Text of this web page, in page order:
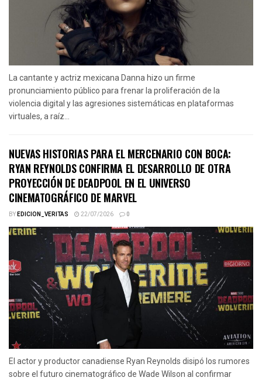
La cantante y actriz mexicana Danna hizo un firme
pronunciamiento público para frenar la proliferación de la
violencia digital y las agresiones sistemáticas en plataformas
virtuales, a raíz...
NUEVAS HISTORIAS PARA EL MERCENARIO CON BOCA:
RYAN REYNOLDS CONFIRMA EL DESARROLLO DE OTRA
PROYECCIÓN DE DEADPOOL EN EL UNIVERSO
CINEMATOGRÁFICO DE MARVEL
BYEDICION_VERITAS 22/07/2026 0
El actor y productor canadiense Ryan Reynolds disipó los rumores
sobre el futuro cinematográfico de Wade Wilson al confirmar